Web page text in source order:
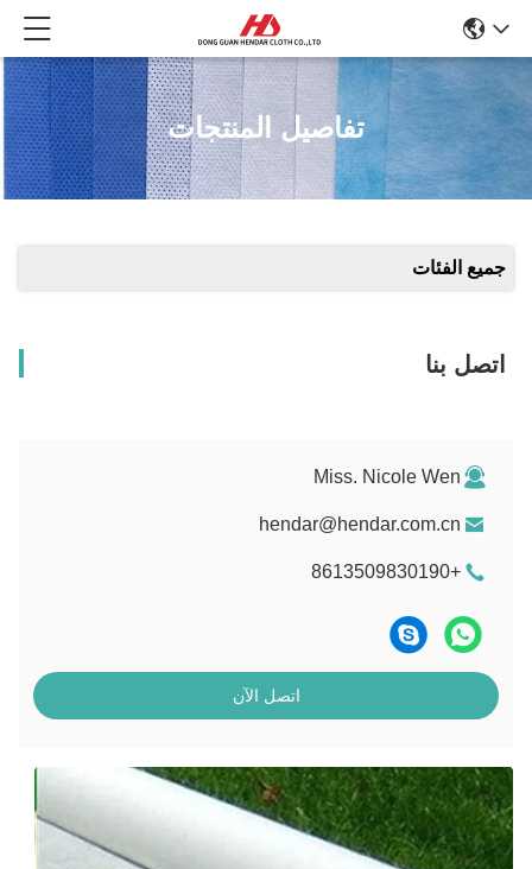
تفاصيل المنتجات
جميع الفئات
اتصل بنا
Miss. Nicole Wen
hendar@hendar.com.cn
+8613509830190
اتصل الآن